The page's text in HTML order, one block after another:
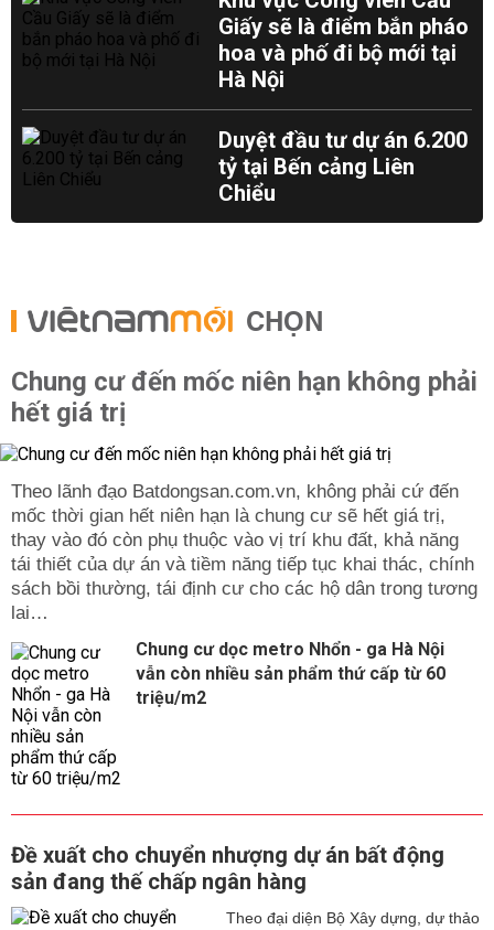
Giấy sẽ là điểm bắn pháo
hoa và phố đi bộ mới tại
Hà Nội
Duyệt đầu tư dự án 6.200
tỷ tại Bến cảng Liên
Chiểu
CHỌN
Chung cư đến mốc niên hạn không phải
hết giá trị
Theo lãnh đạo Batdongsan.com.vn, không phải cứ đến
mốc thời gian hết niên hạn là chung cư sẽ hết giá trị,
thay vào đó còn phụ thuộc vào vị trí khu đất, khả năng
tái thiết của dự án và tiềm năng tiếp tục khai thác, chính
sách bồi thường, tái định cư cho các hộ dân trong tương
lai…
Chung cư dọc metro Nhổn - ga Hà Nội
vẫn còn nhiều sản phẩm thứ cấp từ 60
triệu/m2
Đề xuất cho chuyển nhượng dự án bất động
sản đang thế chấp ngân hàng
Theo đại diện Bộ Xây dựng, dự thảo